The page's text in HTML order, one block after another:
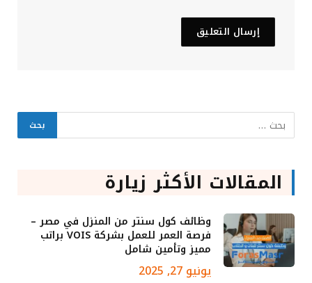
المقالات الأكثر زيارة
وظائف كول سنتر من المنزل في مصر –
فرصة العمر للعمل بشركة VOIS براتب
مميز وتأمين شامل
يونيو 27, 2025